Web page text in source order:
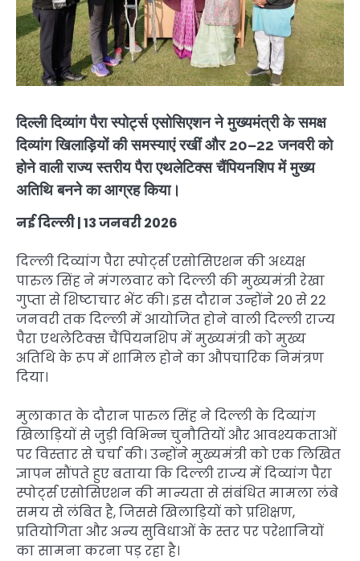
दिल्ली दिव्यांग पैरा स्पोर्ट्स एसोसिएशन ने मुख्यमंत्री के समक्ष
दिव्यांग खिलाड़ियों की समस्याएं रखीं और 20–22 जनवरी को
होने वाली राज्य स्तरीय पैरा एथलेटिक्स चैंपियनशिप में मुख्य
अतिथि बनने का आग्रह किया।
नई दिल्ली | 13 जनवरी 2026
दिल्ली दिव्यांग पैरा स्पोर्ट्स एसोसिएशन की अध्यक्ष
पारुल सिंह ने मंगलवार को दिल्ली की मुख्यमंत्री रेखा
गुप्ता से शिष्टाचार भेंट की। इस दौरान उन्होंने 20 से 22
जनवरी तक दिल्ली में आयोजित होने वाली दिल्ली राज्य
पैरा एथलेटिक्स चैंपियनशिप में मुख्यमंत्री को मुख्य
अतिथि के रूप में शामिल होने का औपचारिक निमंत्रण
दिया।
मुलाकात के दौरान पारुल सिंह ने दिल्ली के दिव्यांग
खिलाड़ियों से जुड़ी विभिन्न चुनौतियों और आवश्यकताओं
पर विस्तार से चर्चा की। उन्होंने मुख्यमंत्री को एक लिखित
ज्ञापन सौंपते हुए बताया कि दिल्ली राज्य में दिव्यांग पैरा
स्पोर्ट्स एसोसिएशन की मान्यता से संबंधित मामला लंबे
समय से लंबित है, जिससे खिलाड़ियों को प्रशिक्षण,
प्रतियोगिता और अन्य सुविधाओं के स्तर पर परेशानियों
का सामना करना पड़ रहा है।